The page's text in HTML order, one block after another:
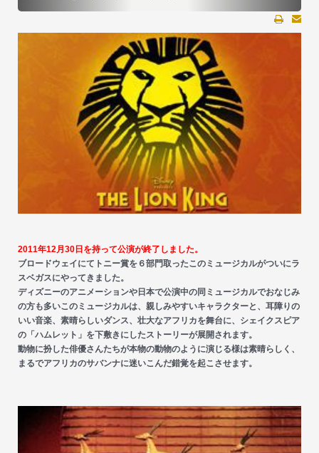
2011年12月30日を持って公演が終了しました。
ブロードウェイにてトニー賞を６部門取ったこのミュージカルがついにラ
スベガスにやってきました。
ディズニーのアニメーションや日本で公演中の同ミュージカルでおなじみ
の方も多いこのミュージカルは、親しみやすいキャラクターと、耳障りの
いい音楽、素晴らしいダンス、壮大なアフリカを舞台に、シェイクスピア
の「ハムレット」を下敷きにしたストーリーが展開されます。
動物に扮した俳優さんたちが本物の動物のように演じる様は素晴らしく、
まるでアフリカのサバンナに迷いこんだ錯覚を起こさせます。